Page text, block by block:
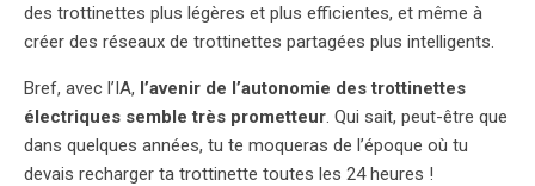
des trottinettes plus légères et plus efficientes, et même à
créer des réseaux de trottinettes partagées plus intelligents.
Bref, avec l’IA, l’avenir de l’autonomie des trottinettes
électriques semble très prometteur . Qui sait, peut-être que
dans quelques années, tu te moqueras de l’époque où tu
devais recharger ta trottinette toutes les 24 heures !